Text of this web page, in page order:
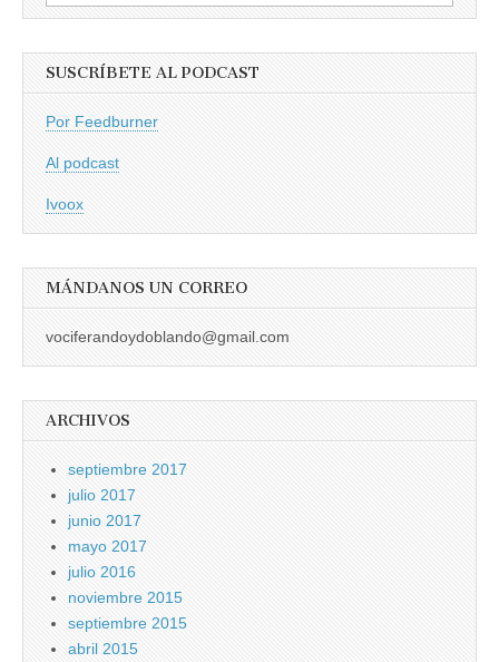
SUSCRÍBETE AL PODCAST
Por Feedburner
Al podcast
Ivoox
MÁNDANOS UN CORREO
vociferandoydoblando@gmail.com
ARCHIVOS
septiembre 2017
julio 2017
junio 2017
mayo 2017
julio 2016
noviembre 2015
septiembre 2015
abril 2015